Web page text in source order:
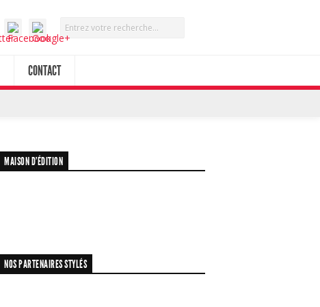
CONTACT
MAISON D’ÉDITION
NOS PARTENAIRES STYLÉS